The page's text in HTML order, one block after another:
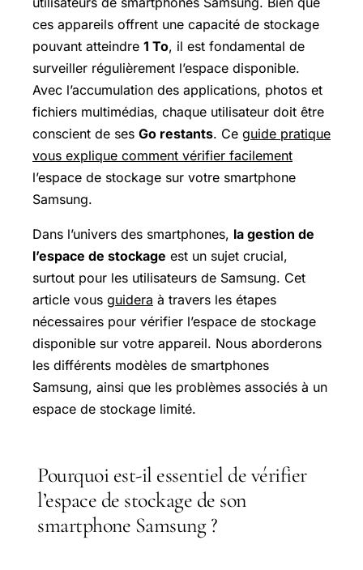
ces appareils offrent une capacité de stockage
pouvant atteindre 1 To, il est fondamental de
surveiller régulièrement l’espace disponible.
Avec l’accumulation des applications, photos et
fichiers multimédias, chaque utilisateur doit être
conscient de ses Go restants. Ce guide pratique
vous explique comment vérifier facilement
l’espace de stockage sur votre smartphone
Samsung.
Dans l’univers des smartphones, la gestion de
l’espace de stockage est un sujet crucial,
surtout pour les utilisateurs de Samsung. Cet
article vous guidera à travers les étapes
nécessaires pour vérifier l’espace de stockage
disponible sur votre appareil. Nous aborderons
les différents modèles de smartphones
Samsung, ainsi que les problèmes associés à un
espace de stockage limité.
Pourquoi est-il essentiel de vérifier
l’espace de stockage de son
smartphone Samsung ?